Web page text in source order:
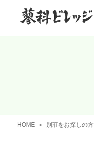
HOME 別荘をお探しの方